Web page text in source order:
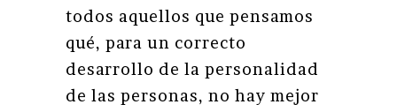
todos aquellos que pensamos
qué, para un correcto
desarrollo de la personalidad
de las personas, no hay mejor